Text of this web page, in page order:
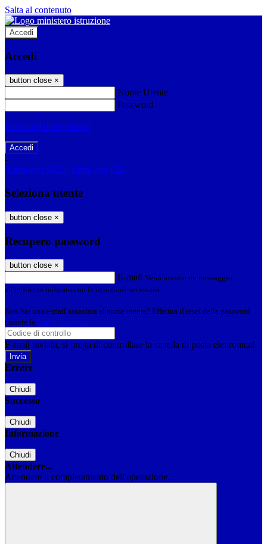
Salta al contenuto
Accedi
Accedi
button close ×
Nome Utente
Password
Password dimenticata?
-
Entra con SPID Entra con CIE
Seleziona utente
button close ×
Recupero password
button close ×
E-mail Verrà inviato un messaggio
all'indirizzo indicato con le istruzioni necessarie.
Non hai una e-mail associata al nome utente? Effettua il reset della password
tramite la Login Spaggiari
E-mail inviata, si prega di controllare la casella di posta elettronica!
Errore
Chiudi
Successo
Chiudi
Informazione
Chiudi
Attendere...
Attendere il completamento dell'operazione...